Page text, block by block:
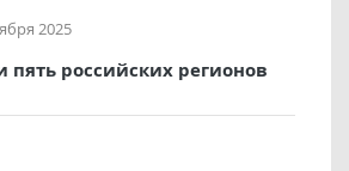
2025
пять российских регионов